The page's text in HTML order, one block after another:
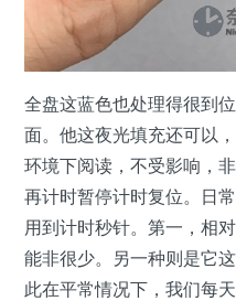
全盘这蓝色也处理得很到
面。他这夜光填充还可以
环境下阅读，不受影响，
再计时暂停计时复位。日
用到计时秒针。第一，相
能非很少。另一种则是它
此在平常情况下，我们每